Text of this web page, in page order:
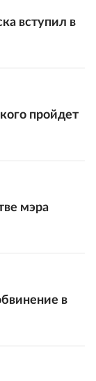
вступил в
пройдет
мэра
в